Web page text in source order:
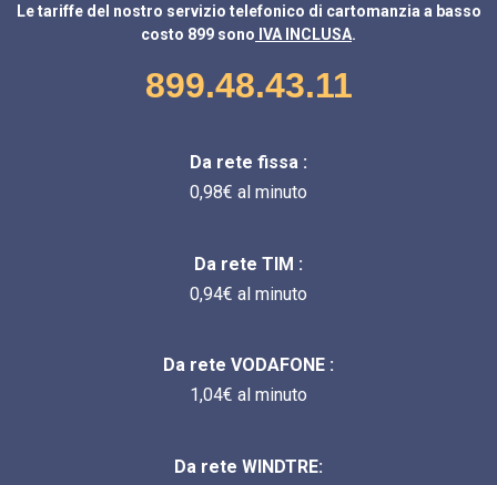
Le tariffe del nostro servizio telefonico di cartomanzia a basso
costo 899 sono IVA INCLUSA.
899.48.43.11
Da rete fissa :
0,98€ al minuto
Da rete TIM :
0,94€ al minuto
Da rete VODAFONE :
1,04€ al minuto
Da rete WINDTRE: